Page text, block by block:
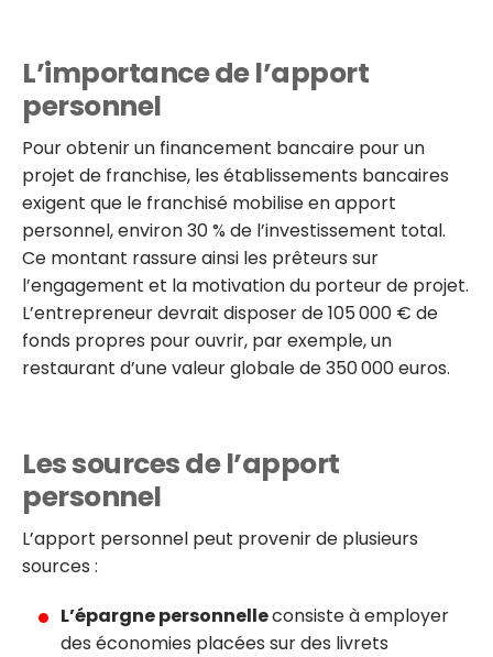
L’importance de l’apport
personnel
Pour obtenir un financement bancaire pour un
projet de franchise, les établissements bancaires
exigent que le franchisé mobilise en apport
personnel, environ 30 % de l’investissement total.
Ce montant rassure ainsi les prêteurs sur
l’engagement et la motivation du porteur de projet.
L’entrepreneur devrait disposer de 105 000 € de
fonds propres pour ouvrir, par exemple, un
restaurant d’une valeur globale de 350 000 euros.
Les sources de l’apport
personnel
L’apport personnel peut provenir de plusieurs
sources :
L’épargne personnelleconsiste à employer
des économies placées sur des livrets